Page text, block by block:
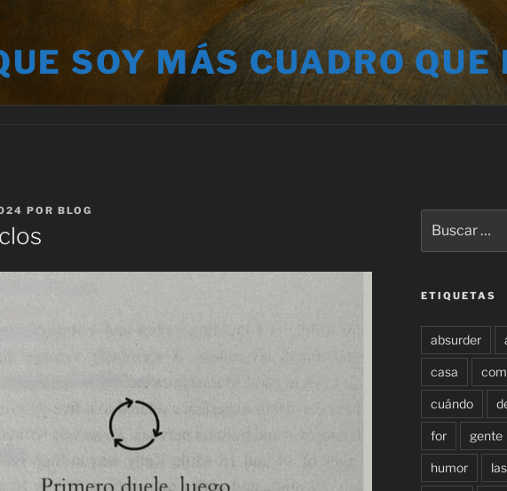
SOY MÁS CUADRO QUE
POR BLOG
por:
ETIQUETAS
absurder
casa
cuándo
for gente
humor las